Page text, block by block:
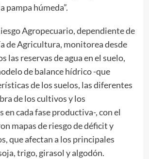
pampa húmeda”.
Agropecuario, dependiente de
de Agricultura, monitorea desde
las reservas de agua en el suelo,
de balance hídrico -que
de los suelos, las diferentes
de los cultivos y los
cada fase productiva-, con el
mapas de riesgo de déficit y
que afectan a los principales
trigo, girasol y algodón.